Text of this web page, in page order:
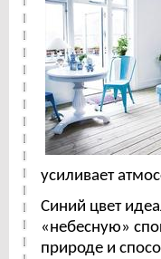
усиливает
Синий цвет
«небесную»
природе и